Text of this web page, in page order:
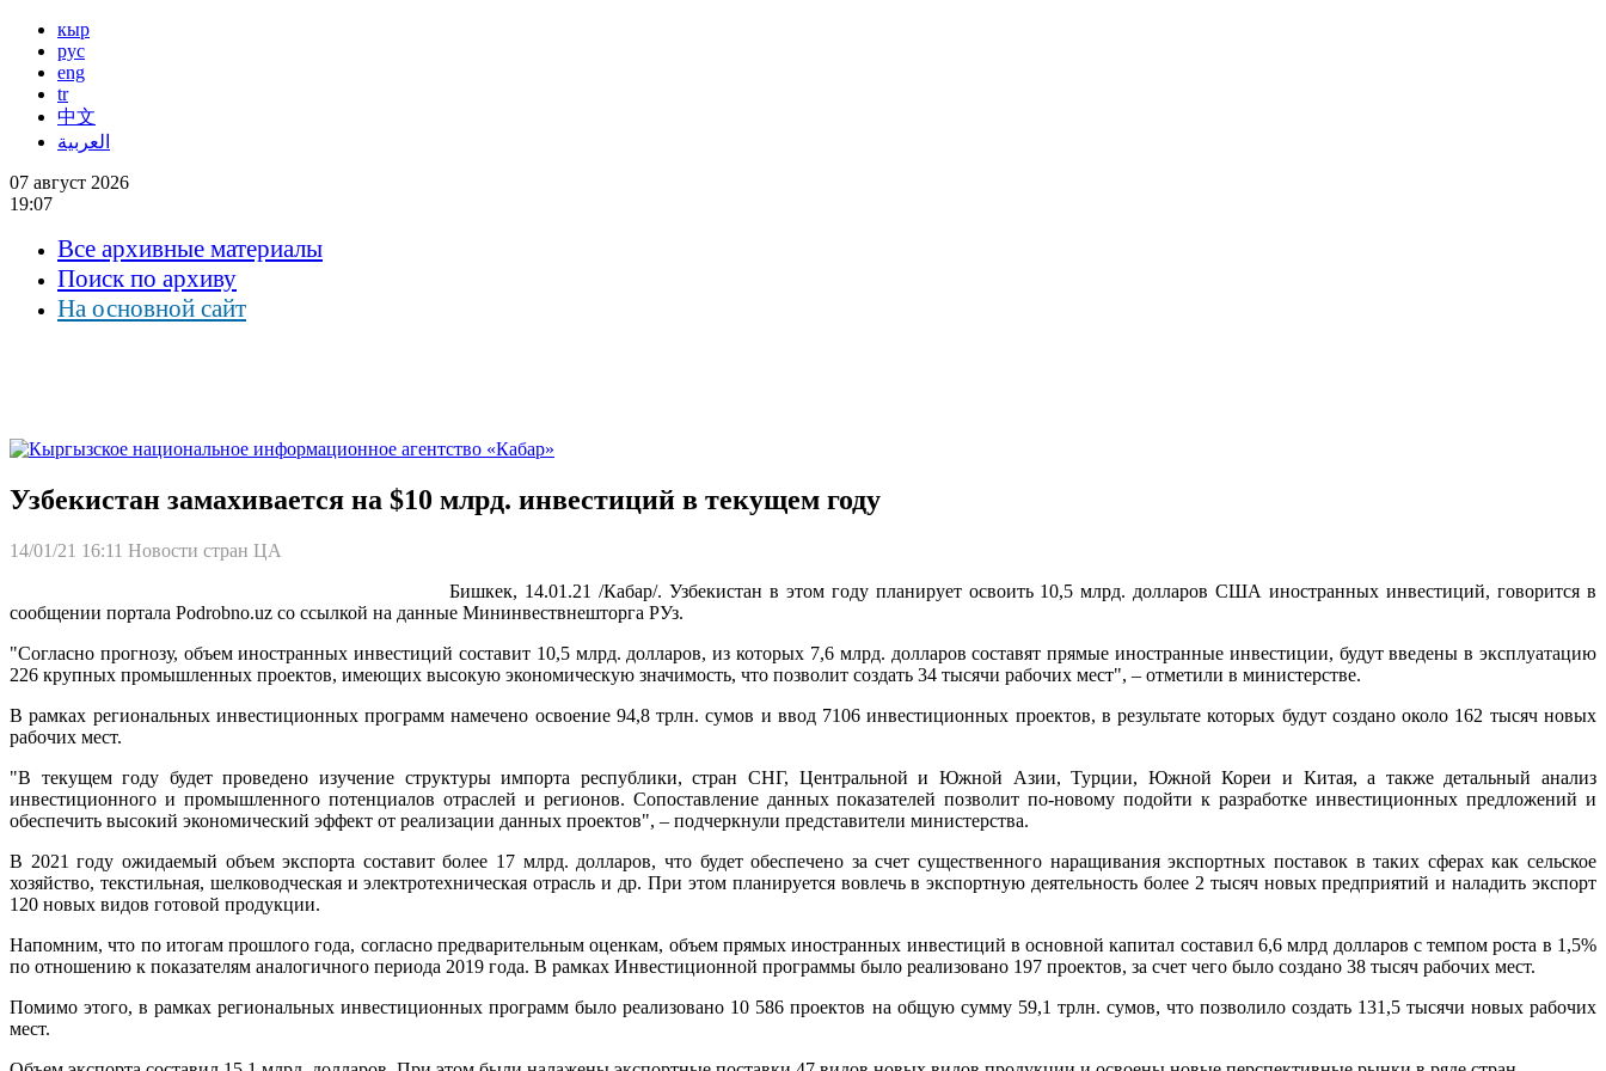
кыр
рус
eng
tr
中文
العربية
07 август 2026
19:07
Все архивные материалы
Поиск по архиву
На основной сайт
Узбекистан замахивается на $10 млрд. инвестиций в текущем году
14/01/21 16:11 Новости стран ЦА
Бишкек, 14.01.21 /Кабар/. Узбекистан в этом году планирует освоить 10,5 млрд. долларов США иностранных инвестиций, говорится в
сообщении портала Podrobno.uz со ссылкой на данные Мининвествнешторга РУз.
"Согласно прогнозу, объем иностранных инвестиций составит 10,5 млрд. долларов, из которых 7,6 млрд. долларов составят прямые иностранные инвестиции, будут введены в эксплуатацию
226 крупных промышленных проектов, имеющих высокую экономическую значимость, что позволит создать 34 тысячи рабочих мест", – отметили в министерстве.
В рамках региональных инвестиционных программ намечено освоение 94,8 трлн. сумов и ввод 7106 инвестиционных проектов, в результате которых будут создано около 162 тысяч новых
рабочих мест.
"В текущем году будет проведено изучение структуры импорта республики, стран СНГ, Центральной и Южной Азии, Турции, Южной Кореи и Китая, а также детальный анализ
инвестиционного и промышленного потенциалов отраслей и регионов. Сопоставление данных показателей позволит по-новому подойти к разработке инвестиционных предложений и
обеспечить высокий экономический эффект от реализации данных проектов", – подчеркнули представители министерства.
В 2021 году ожидаемый объем экспорта составит более 17 млрд. долларов, что будет обеспечено за счет существенного наращивания экспортных поставок в таких сферах как сельское
хозяйство, текстильная, шелководческая и электротехническая отрасль и др. При этом планируется вовлечь в экспортную деятельность более 2 тысяч новых предприятий и наладить экспорт
120 новых видов готовой продукции.
Напомним, что по итогам прошлого года, согласно предварительным оценкам, объем прямых иностранных инвестиций в основной капитал составил 6,6 млрд долларов с темпом роста в 1,5%
по отношению к показателям аналогичного периода 2019 года. В рамках Инвестиционной программы было реализовано 197 проектов, за счет чего было создано 38 тысяч рабочих мест.
Помимо этого, в рамках региональных инвестиционных программ было реализовано 10 586 проектов на общую сумму 59,1 трлн. сумов, что позволило создать 131,5 тысячи новых рабочих
мест.